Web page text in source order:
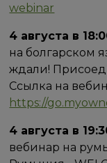
webinar
4 августа в
на болгарском
ждали!
Ссылка на
https://
4 августа в
вебинар на